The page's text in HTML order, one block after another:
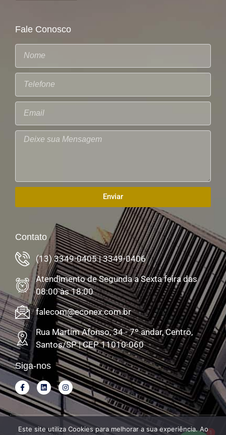
Fale Conosco
Enviar
Contato
(13) 3349-0405 | 3349-0406
Atendimento de Segunda a Sexta feira das
08:00 às 18:00
falecom@econex.com.br
Rua Martim Afonso, 34 - 7º andar, Centro,
Santos/SP | CEP 11010-060
Siga-nos
Este site utiliza Cookies para melhorar a sua experiência. Ao 1